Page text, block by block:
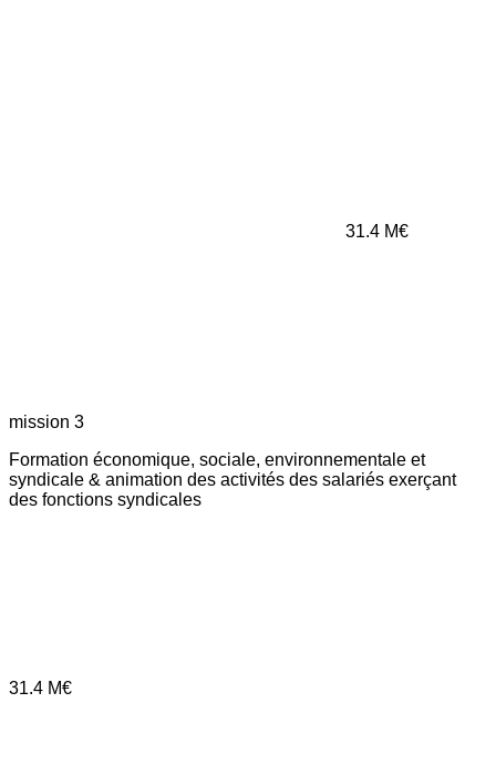
31.4 M€
mission 3
Formation économique, sociale, environnementale et
syndicale & animation des activités des salariés exerçant
des fonctions syndicales
31.4 M€